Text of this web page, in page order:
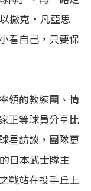
撒克•凡亞思
看自己，只要保
領的教練團、情
正等球員分享比
星訪談，團隊更
日本武士隊主
戰站在投手丘上